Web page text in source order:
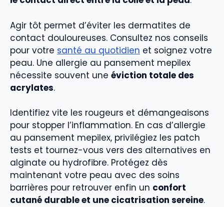
Agir tôt permet d’éviter les dermatites de
contact douloureuses. Consultez nos conseils
pour votre santé au quotidien et soignez votre
peau. Une allergie au pansement mepilex
nécessite souvent une éviction totale des
acrylates.
Identifiez vite les rougeurs et démangeaisons
pour stopper l’inflammation. En cas d’allergie
au pansement mepilex, privilégiez les patch
tests et tournez-vous vers des alternatives en
alginate ou hydrofibre. Protégez dès
maintenant votre peau avec des soins
barrières pour retrouver enfin un confort
cutané durable et une cicatrisation sereine.